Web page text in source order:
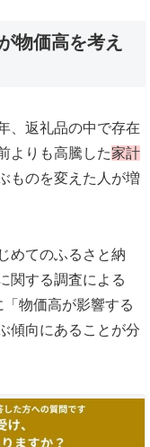
物価高を考え
、返礼品の中で存在
よりも高騰した家計
ものを変えた人が増
めてのふるさと納
関する調査による
物価高が影響する
傾向にあることが分